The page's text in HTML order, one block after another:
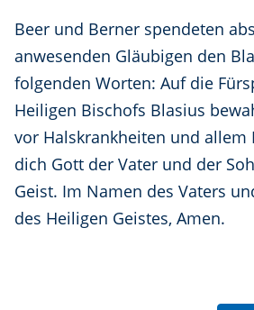
Beer und Berner spendeten
anwesenden Gläubigen den
folgenden Worten: Auf die
Heiligen Bischofs Blasius
vor Halskrankheiten und allem
dich Gott der Vater und der
Geist. Im Namen des Vaters
des Heiligen Geistes, Amen.